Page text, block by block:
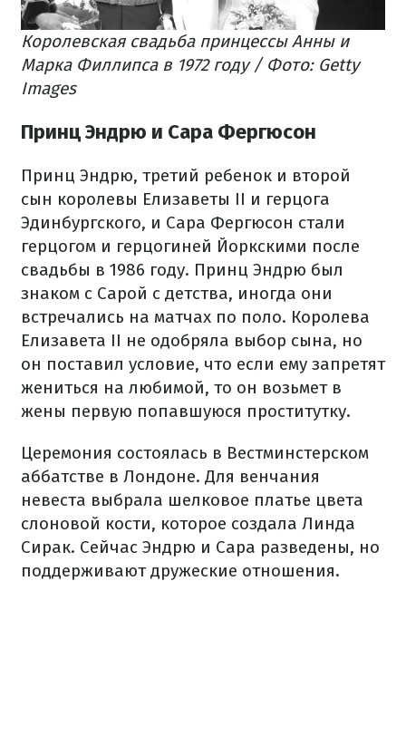
Королевская свадьба принцессы Анны и
Марка Филлипса в 1972 году / Фото: Getty
Images
Принц Эндрю и Сара Фергюсон
Принц Эндрю, третий ребенок и второй
сын королевы Елизаветы II и герцога
Эдинбургского, и Сара Фергюсон стали
герцогом и герцогиней Йоркскими после
свадьбы в 1986 году. Принц Эндрю был
знаком с Сарой с детства, иногда они
встречались на матчах по поло. Королева
Елизавета II не одобряла выбор сына, но
он поставил условие, что если ему запретят
жениться на любимой, то он возьмет в
жены первую попавшуюся проститутку.
Церемония состоялась в Вестминстерском
аббатстве в Лондоне. Для венчания
невеста выбрала шелковое платье цвета
слоновой кости, которое создала Линда
Сирак. Сейчас Эндрю и Сара разведены, но
поддерживают дружеские отношения.